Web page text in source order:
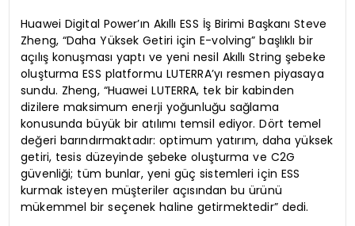
Huawei Digital Power’ın Akıllı ESS İş Birimi Başkanı Steve
Zheng, “Daha Yüksek Getiri için E-volving” başlıklı bir
açılış konuşması yaptı ve yeni nesil Akıllı String şebeke
oluşturma ESS platformu LUTERRA’yı resmen piyasaya
sundu. Zheng, “Huawei LUTERRA, tek bir kabinden
dizilere maksimum enerji yoğunluğu sağlama
konusunda büyük bir atılımı temsil ediyor. Dört temel
değeri barındırmaktadır: optimum yatırım, daha yüksek
getiri, tesis düzeyinde şebeke oluşturma ve C2G
güvenliği; tüm bunlar, yeni güç sistemleri için ESS
kurmak isteyen müşteriler açısından bu ürünü
mükemmel bir seçenek haline getirmektedir” dedi.